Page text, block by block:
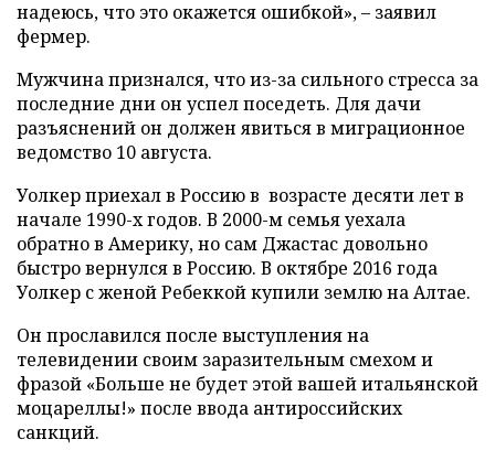
надеюсь, что это окажется ошибкой», – заявил
фермер.
Мужчина признался, что из-за сильного стресса за
последние дни он успел поседеть. Для дачи
разъяснений он должен явиться в миграционное
ведомство 10 августа.
Уолкер приехал в Россию в возрасте десяти лет в
начале 1990-х годов. В 2000-м семья уехала
обратно в Америку, но сам Джастас довольно
быстро вернулся в Россию. В октябре 2016 года
Уолкер с женой Ребеккой купили землю на Алтае.
Он прославился после выступления на
телевидении своим заразительным смехом и
фразой «Больше не будет этой вашей итальянской
моцареллы!» после ввода антироссийских
санкций.